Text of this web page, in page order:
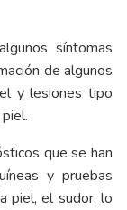
síntomas
de algunos
y lesiones tipo
que se han
y pruebas
piel, el sudor, lo